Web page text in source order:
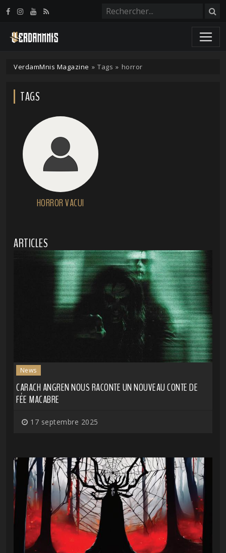
VerdamMnis Magazine » Tags » horror
TAGS
HORROR VACUI
ARTICLES
News
CARACH ANGREN NOUS RACONTE UN NOUVEAU CONTE DE
FÉE MACABRE
17 septembre 2025
Panneau de gestion des cookies